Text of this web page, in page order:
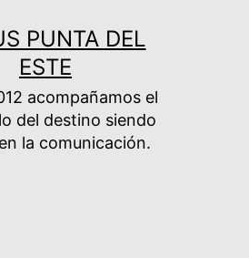
PUNTA DEL
ESTE
acompañamos el
del destino siendo
la comunicación.